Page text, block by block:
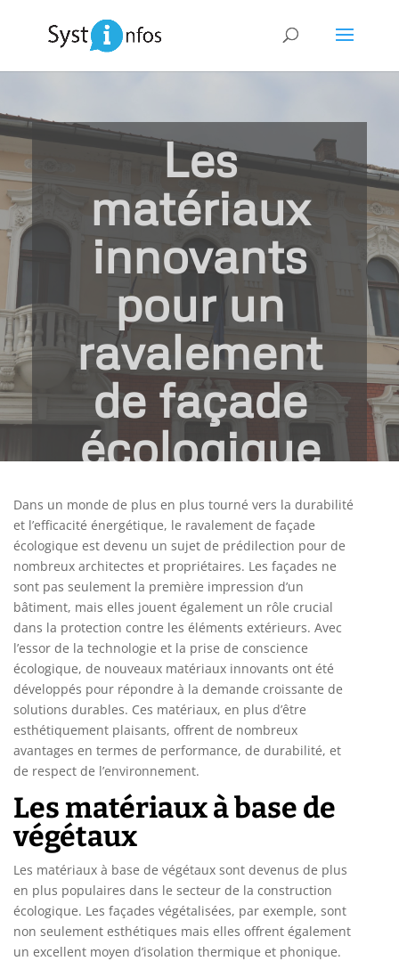
Les
matériaux
innovants
pour un
ravalement
de façade
écologique
Dans un monde de plus en plus tourné vers la durabilité
et l’efficacité énergétique, le ravalement de façade
écologique est devenu un sujet de prédilection pour de
nombreux architectes et propriétaires. Les façades ne
sont pas seulement la première impression d’un
bâtiment, mais elles jouent également un rôle crucial
dans la protection contre les éléments extérieurs. Avec
l’essor de la technologie et la prise de conscience
écologique, de nouveaux matériaux innovants ont été
développés pour répondre à la demande croissante de
solutions durables. Ces matériaux, en plus d’être
esthétiquement plaisants, offrent de nombreux
avantages en termes de performance, de durabilité, et
de respect de l’environnement.
Les matériaux à base de
végétaux
Les matériaux à base de végétaux sont devenus de plus
en plus populaires dans le secteur de la construction
écologique. Les façades végétalisées, par exemple, sont
non seulement esthétiques mais elles offrent également
un excellent moyen d’isolation thermique et phonique.